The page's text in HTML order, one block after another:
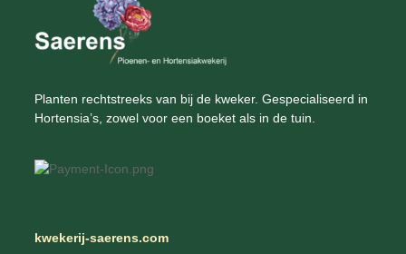
Planten rechtstreeks van bij de kweker. Gespecialiseerd in
Hortensia’s, zowel voor een boeket als in de tuin.
kwekerij-saerens.com